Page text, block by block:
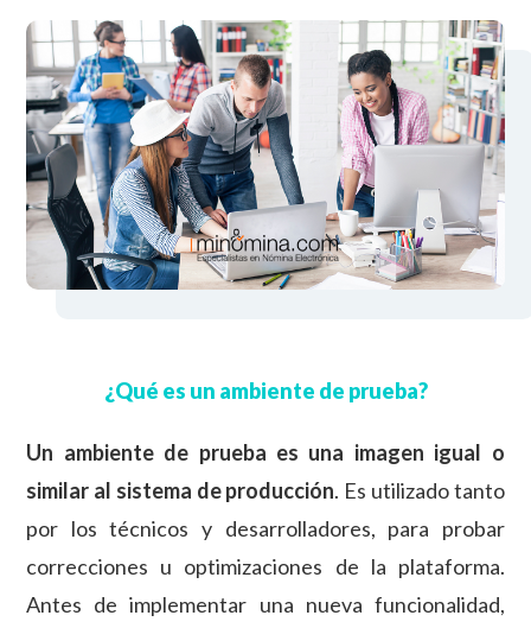
¿Qué es un ambiente de prueba?
Un ambiente de prueba es una imagen igual o
similar al sistema de producción. Es utilizado tanto
por los técnicos y desarrolladores, para probar
correcciones u optimizaciones de la plataforma.
Antes de implementar una nueva funcionalidad,